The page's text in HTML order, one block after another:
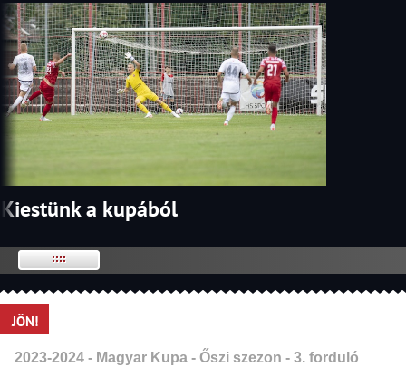
Kiestünk a kupából
JÖN!
2023-2024 - Magyar Kupa - Őszi szezon - 3. forduló